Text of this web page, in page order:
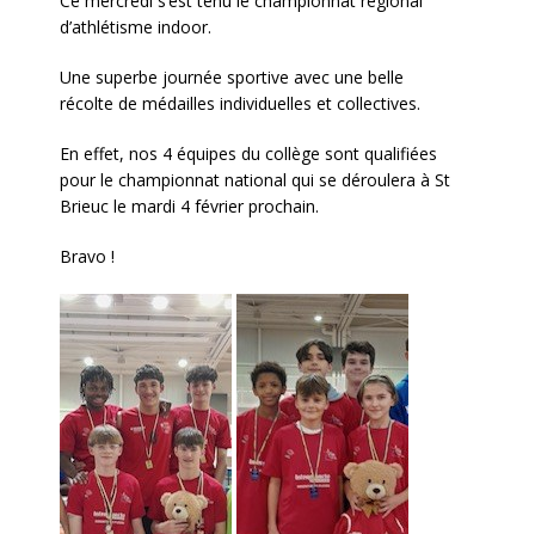
d’athlétisme indoor.
Une superbe journée sportive avec une belle
récolte de médailles individuelles et collectives.
En effet, nos 4 équipes du collège sont qualifiées
pour le championnat national qui se déroulera à St
Brieuc le mardi 4 février prochain.
Bravo !